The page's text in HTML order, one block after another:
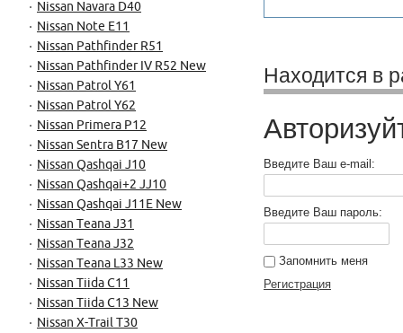
Находится в
Введите Ваш e-mail:
Введите Ваш пароль:
Запомнить меня
Регистрация
Nissan Navara D40
Nissan Note E11
Nissan Pathfinder R51
Nissan Pathfinder IV R52 New
Nissan Patrol Y61
Nissan Patrol Y62
Nissan Primera P12
Nissan Sentra B17 New
Nissan Qashqai J10
Nissan Qashqai+2 JJ10
Nissan Qashqai J11E New
Nissan Teana J31
Nissan Teana J32
Nissan Teana L33 New
Nissan Tiida C11
Nissan Tiida C13 New
Nissan X-Trail T30